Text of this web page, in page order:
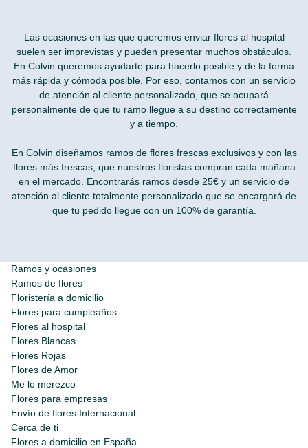
Las ocasiones en las que queremos enviar flores al hospital
suelen ser imprevistas y pueden presentar muchos obstáculos.
En Colvin queremos ayudarte para hacerlo posible y de la forma
más rápida y cómoda posible. Por eso, contamos con un servicio
de atención al cliente personalizado, que se ocupará
personalmente de que tu ramo llegue a su destino correctamente
y a tiempo.
En Colvin diseñamos ramos de flores frescas exclusivos y con las
flores más frescas, que nuestros floristas compran cada mañana
en el mercado. Encontrarás ramos desde 25€ y un servicio de
atención al cliente totalmente personalizado que se encargará de
que tu pedido llegue con un 100% de garantía.
Ramos y ocasiones
Ramos de flores
Floristería a domicilio
Flores para cumpleaños
Flores al hospital
Flores Blancas
Flores Rojas
Flores de Amor
Me lo merezco
Flores para empresas
Envío de flores Internacional
Cerca de ti
Flores a domicilio en España